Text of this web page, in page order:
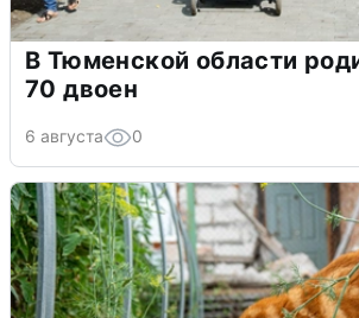
В Тюменской области
70 двоен
6 августа 0